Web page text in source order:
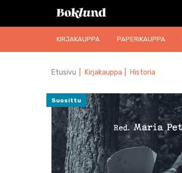
KIRJAKAUPPA PAPERIKAUPPA
Etusivu Kirjakauppa Historia
Suosittu